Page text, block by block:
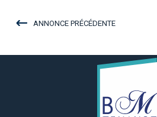
ANNONCE PRÉCÉDENTE